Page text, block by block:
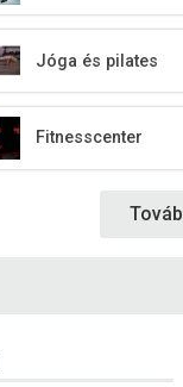
Jóga és pilates
Fitnesscenter